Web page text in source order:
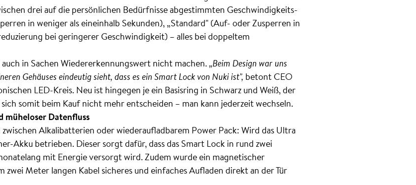
drei auf die persönlichen Bedürfnisse abgestimmten Geschwindigkeits-
in weniger als eineinhalb Sekunden), „Standard" (Auf- oder Zusperren in
bei geringerer Geschwindigkeit) – alles bei doppeltem
in Sachen Wiedererkennungswert nicht machen.„Beim Design war uns
Gehäuses eindeutig sieht, dass es ein Smart Lock von Nuki ist", betont CEO
LED-Kreis. Neu ist hingegen je ein Basisring in Schwarz und Weiß, der
somit beim Kauf nicht mehr entscheiden – man kann jederzeit wechseln.
müheloser Datenfluss
Alkalibatterien oder wiederaufladbarem Power Pack: Wird das Ultra
Akku betrieben. Dieser sorgt dafür, dass das Smart Lock in rund zwei
mit Energie versorgt wird. Zudem wurde ein magnetischer
zwei Meter langen Kabel sicheres und einfaches Aufladen direkt an der Tür